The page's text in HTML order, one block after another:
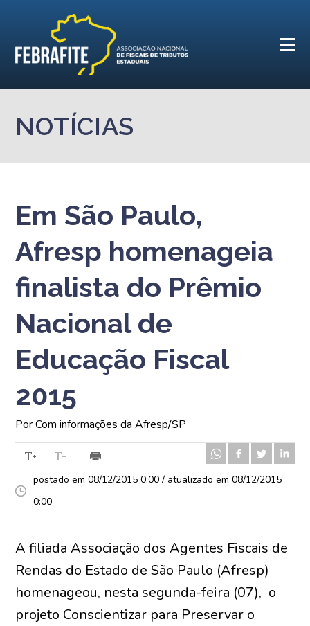
NOTÍCIAS
Em São Paulo,
Afresp homenageia
finalista do Prêmio
Nacional de
Educação Fiscal
2015
Por Com informações da Afresp/SP
postado em 08/12/2015 0:00 / atualizado em 08/12/2015
0:00
A filiada Associação dos Agentes Fiscais de
Rendas do Estado de São Paulo (Afresp)
homenageou, nesta segunda-feira (07), o
projeto Conscientizar para Preservar o